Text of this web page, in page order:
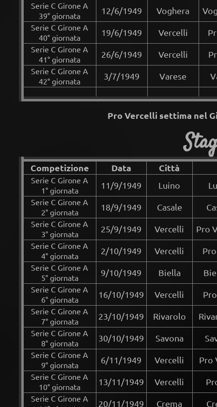
Serie C Girone A
39° giornata
12/6/1949 Voghera
Serie C Girone A
40° giornata
19/6/1949 Vercelli
Serie C Girone A
41° giornata
26/6/1949 Vercelli
Serie C Girone A
42° giornata
3/7/1949 Varese
Pro Vercelli settima nel
Competizione Data Città
Serie C Girone A
1° giornata
11/9/1949 Luino
Serie C Girone A
2° giornata
18/9/1949 Casale
Serie C Girone A
3° giornata
25/9/1949 Vercelli Pro
Serie C Girone A
4° giornata
2/10/1949 Vercelli
Serie C Girone A
5° giornata
9/10/1949 Biella
Serie C Girone A
6° giornata
16/10/1949 Vercelli
Serie C Girone A
7° giornata
23/10/1949 Rivarolo
Serie C Girone A
8° giornata
30/10/1949 Savona
Serie C Girone A
9° giornata
6/11/1949 Vercelli Pro
Serie C Girone A
10° giornata
13/11/1949 Vercelli
Serie C Girone A
20/11/1949 Crema